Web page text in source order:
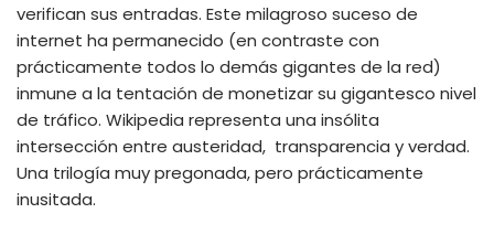
verifican sus entradas. Este milagroso suceso de
internet ha permanecido (en contraste con
prácticamente todos lo demás gigantes de la red)
inmune a la tentación de monetizar su gigantesco nivel
de tráfico. Wikipedia representa una insólita
intersección entre austeridad, transparencia y verdad.
Una trilogía muy pregonada, pero prácticamente
inusitada.